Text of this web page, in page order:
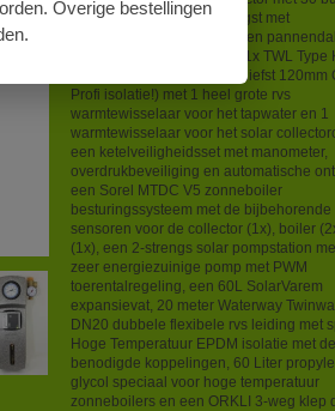
Overige bestellingen
met een zeer hoge opbrengst met
montagesysteem voor op een
een plat dak (naar keuze), 1x TWL Type
1500L hygiëne boiler (met liefst 120mm
Profi isolatie!) met 1 heel grote rvs
warmtewisselaar voor het tapwater en 1
warmtewisselaar voor het solar
een ketelveiligheidsset met manometer,
overdrukbeveiliging en automatische
een Sorel MTDC V5 zonneboiler
besturingssysteem met de bijbehorende
sensoren voor de collector (1x), boiler
(1x), een 2-strengs solar pompstation
zeer energiezuinige pomp met PWM
toerentalregeling, een 60L SolarVarem
expansievat, 20 meter Waterway
DN20 dubbele flexibele rvs leiding met
Hoge Temperatuur EPDM isolatie met de
benodigde koppelingen, 60 Liter
glycol speciaal voor hoge temperatuur
zonneboilers en een ORKLI 3-weg klep